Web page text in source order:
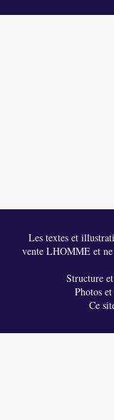
Les textes et
vente LHOMME et ne
Structure
Photos
Ce